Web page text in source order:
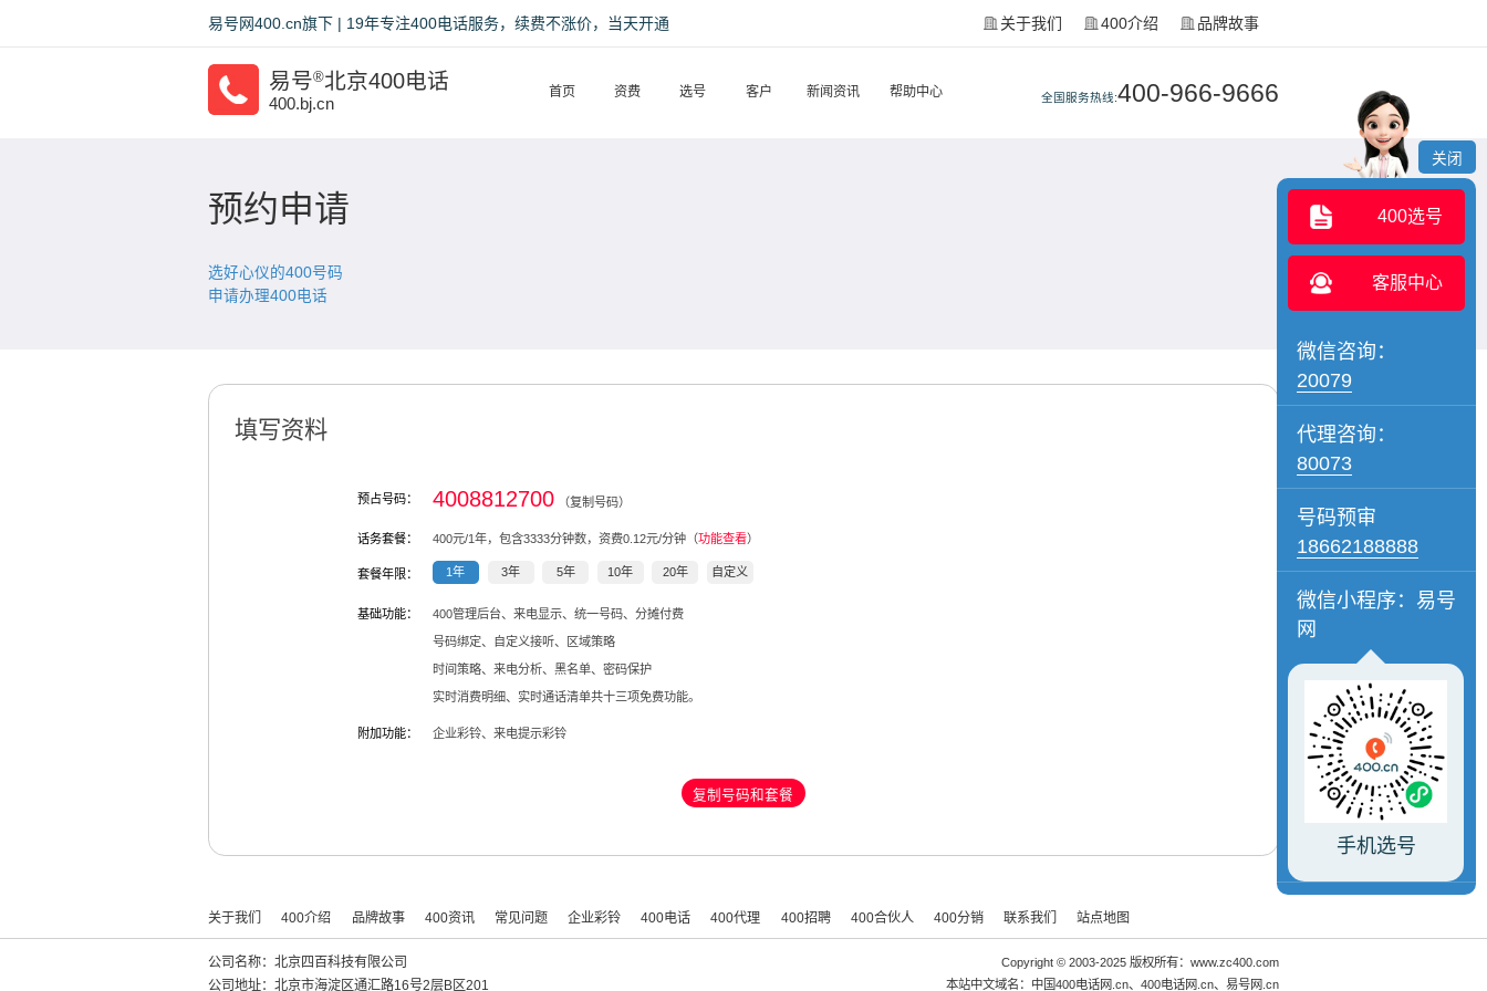
易号网400.cn旗下 | 19年专注400电话服务，续费不涨价，当天开通 关于我们 400介绍 品牌故事
易号®北京400电话
400.bj.cn 全国服务热线:400-966-9666
首页 资费 选号 客户 新闻资讯 帮助中心
预约申请
选好心仪的400号码
申请办理400电话
填写资料
预占号码： 4008812700 （复制号码）
话务套餐： 400元/1年，包含3333分钟数，资费0.12元/分钟（功能查看）
套餐年限： 1年 3年 5年 10年 20年 自定义
基础功能： 400管理后台、来电显示、统一号码、分摊付费
号码绑定、自定义接听、区域策略
时间策略、来电分析、黑名单、密码保护
实时消费明细、实时通话清单共十三项免费功能。
附加功能： 企业彩铃、来电提示彩铃
复制号码和套餐
关于我们 400介绍 品牌故事 400资讯 常见问题 企业彩铃 400电话 400代理 400招聘 400合伙人 400分销 联系我们 站点地图
公司名称：北京四百科技有限公司
公司地址：北京市海淀区通汇路16号2层B区201
Copyright © 2003-2025 版权所有：www.zc400.com
本站中文域名： 中国400电话网.cn、 400电话网.cn、 易号网.cn
关闭
400选号
客服中心
微信咨询：
20079
代理咨询：
80073
号码预审
18662188888
微信小程序：易号
网
手机选号